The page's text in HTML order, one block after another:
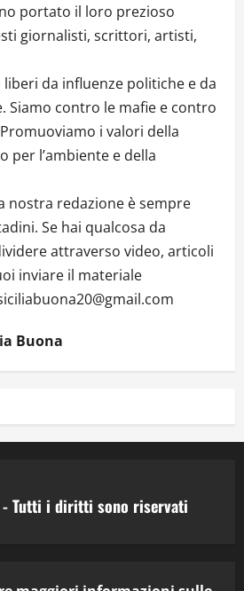
portato il loro prezioso
giornalisti, scrittori, artisti,
da influenze politiche e da
Siamo contro le mafie e contro
i valori della
per l’ambiente e della
nostra redazione è sempre
Se hai qualcosa da
attraverso video, articoli
inviare il materiale
Buona
- Tutti i diritti sono riservati